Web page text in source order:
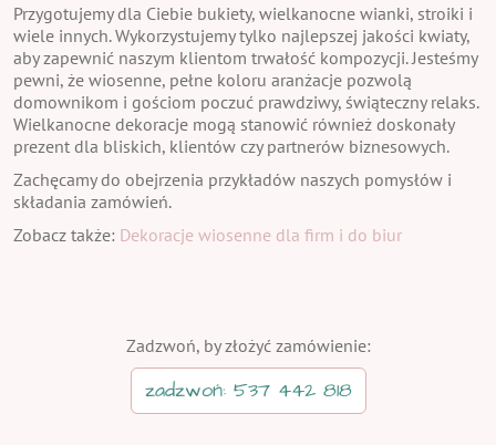
Przygotujemy dla Ciebie bukiety, wielkanocne wianki, stroiki i
wiele innych. Wykorzystujemy tylko najlepszej jakości kwiaty,
aby zapewnić naszym klientom trwałość kompozycji. Jesteśmy
pewni, że wiosenne, pełne koloru aranżacje pozwolą
domownikom i gościom poczuć prawdziwy, świąteczny relaks.
Wielkanocne dekoracje mogą stanowić również doskonały
prezent dla bliskich, klientów czy partnerów biznesowych.
Zachęcamy do obejrzenia przykładów naszych pomysłów i
składania zamówień.
Zobacz także: Dekoracje wiosenne dla firm i do biur
Zadzwoń, by złożyć zamówienie:
zadzwoń: 537 442 818